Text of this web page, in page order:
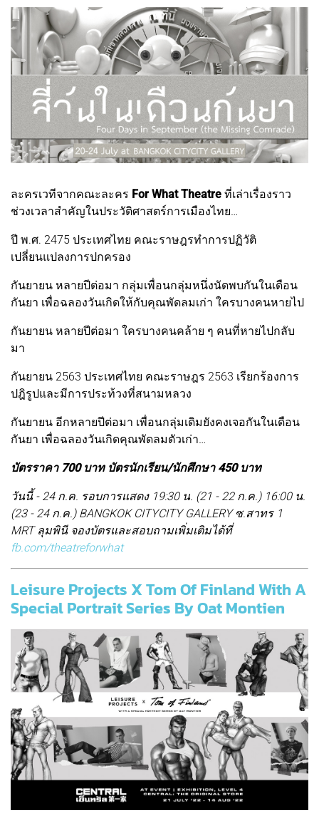
ละครเวทีจากคณะละคร For What Theatre ที่เล่าเรื่องราว
ช่วงเวลาสำคัญในประวัติศาสตร์การเมืองไทย…
ปี พ.ศ. 2475 ประเทศไทย คณะราษฎรทําการปฏิวัติ
เปลี่ยนแปลงการปกครอง
กันยายน หลายปีต่อมา กลุ่มเพื่อนกลุ่มหนึ่งนัดพบกันในเดือน
กันยา เพื่อฉลองวันเกิดให้กับคุณพัดลมเก่า ใครบางคนหายไป
กันยายน หลายปีต่อมา ใครบางคนคล้าย ๆ คนที่หายไปกลับ
มา
กันยายน 2563 ประเทศไทย คณะราษฎร 2563 เรียกร้องการ
ปฎิรูปและมีการประท้วงที่สนามหลวง
กันยายน อีกหลายปีต่อมา เพื่อนกลุ่มเดิมยังคงเจอกันในเดือน
กันยา เพื่อฉลองวันเกิดคุณพัดลมตัวเก่า…
บัตรราคา 700 บาท บัตรนักเรียน/นักศึกษา 450 บาท
วันนี้ - 24 ก.ค. รอบการแสดง 19:30 น. (21 - 22 ก.ค.) 16:00 น.
(23 - 24 ก.ค.) BANGKOK CITYCITY GALLERY ซ.สาทร 1
MRT ลุมพินี จองบัตรและสอบถามเพิ่มเติมได้ที่
fb.com/theatreforwhat
Leisure Projects X Tom Of Finland With A
Special Portrait Series By Oat Montien